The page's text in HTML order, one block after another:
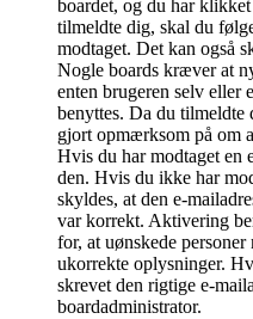
boardet, og du har
tilmeldte dig, skal du
modtaget. Det kan også
Nogle boards kræver at
enten brugeren selv eller
benyttes. Da du
gjort opmærksom på om
Hvis du har modtaget en
den. Hvis du ikke har
skyldes, at den e-
var korrekt. Aktivering
for, at uønskede
ukorrekte oplysninger.
skrevet den rigtige e-
boardadministrator.